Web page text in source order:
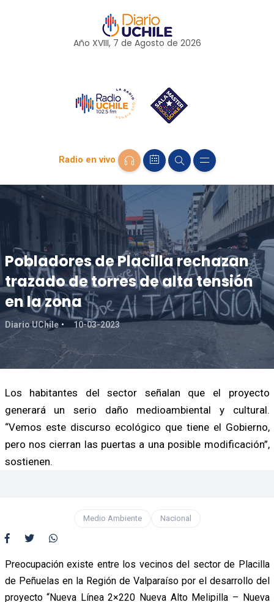
Año XVIII, 7 de Agosto de 2026
Radio en vivo
Pobladores de Placilla rechazan
trazado de torres de alta tensión
en la zona
Diario UChile 10-03-2023
Los habitantes del sector señalan que el proyecto
generará un serio daño medioambiental y cultural.
“Vemos este discurso ecológico que tiene el Gobierno,
pero nos cierran las puertas a una posible modificación”,
sostienen.
Medio Ambiente Nacional
Preocupación existe entre los vecinos del sector de Placilla
de Peñuelas en la Región de Valparaíso por el desarrollo del
proyecto “Nueva Línea 2×220 Nueva Alto Melipilla – Nueva